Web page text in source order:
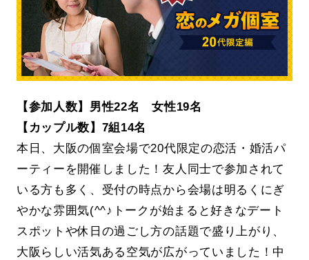
【参加人数】男性22名 女性19名
【カップル数】7組14名
本日、大阪の個室会場で20代限定の恋活・婚活パ
ーティーを開催しました！友人同士で参加されて
いる方も多く、受付の時点から会場は明るくにぎ
やかな雰囲気(^^♪トークが始まると好きなデート
スポットや休日の過ごし方の話題で盛り上がり、
大阪らしい活気ある空気が広がっていました！中